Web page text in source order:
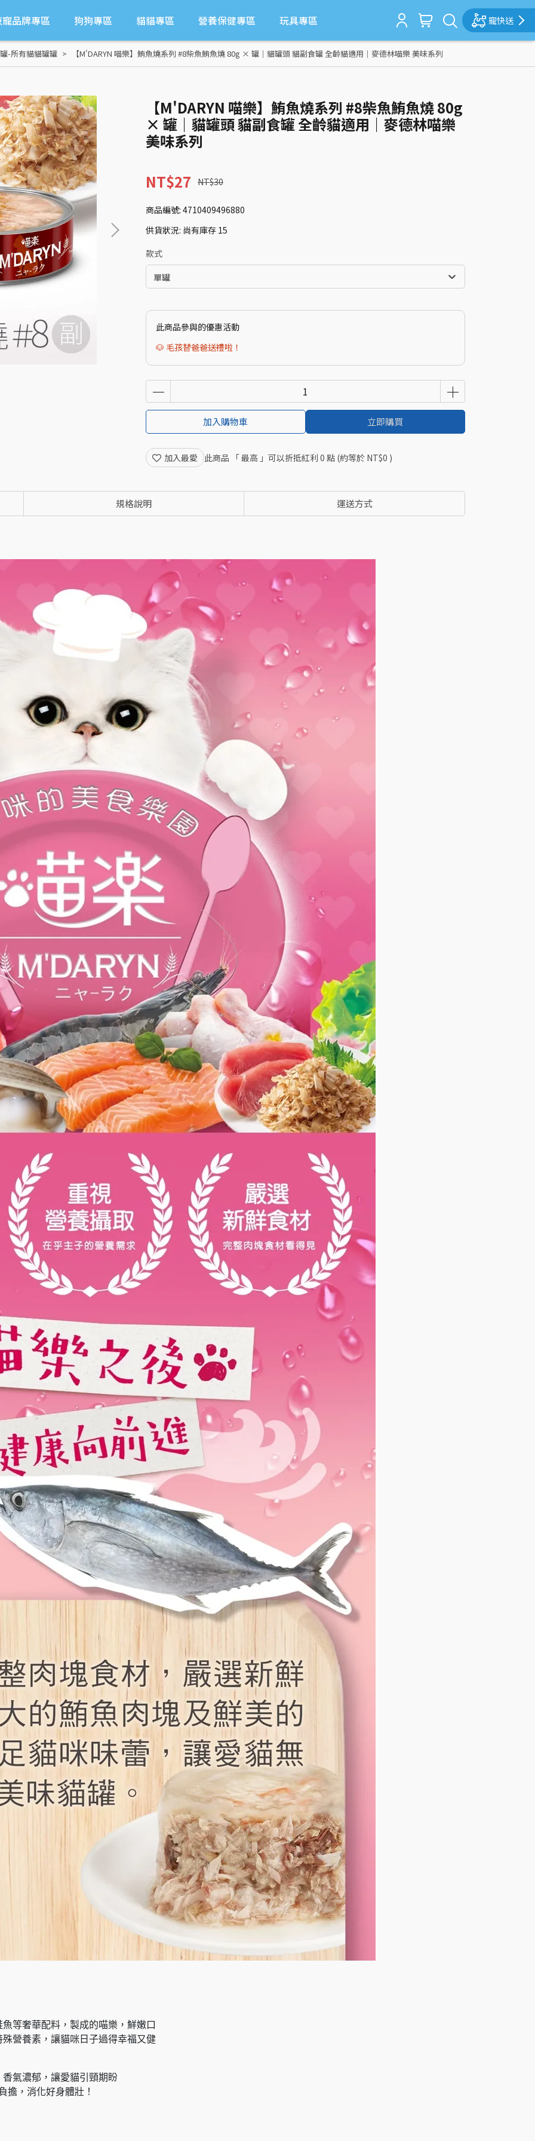
品牌專區 狗狗專區 貓貓專區 營養保健專區 玩具專區 寵快送
-所有貓貓罐罐 【M'DARYN 喵樂】鮪魚燒系列 #8柴魚鮪魚燒 80g × 罐｜貓罐頭 貓副食罐 全齡貓適用｜麥德林喵樂 美味系列
【M'DARYN 喵樂】鮪魚燒系列 #8柴魚鮪魚燒 80g
× 罐｜貓罐頭 貓副食罐 全齡貓適用｜麥德林喵樂
美味系列
NT$27 NT$30
商品編號: 4710409496880
供貨狀況: 尚有庫存 15
款式
此商品參與的優惠活動
🐶 毛孩替爸爸送禮啦！
加入購物車 立即購買
加入最愛 此商品 「 最高 」可以折抵紅利 0 點 (約等於 NT$0 )
規格說明 運送方式
等奢華配料，製成的喵樂，鮮嫩口
營養素，讓貓咪日子過得幸福又健
氣濃郁，讓愛貓引頸期盼
擔，消化好身體壯！